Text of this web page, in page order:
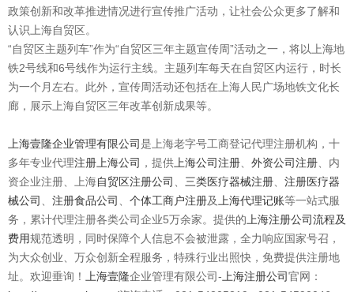
政策创新和改革推进情况进行宣传推广活动，让社会公众更多了解和
认识上海自贸区。
“自贸区主题列车”作为“自贸区三年主题宣传周”活动之一，将以上海地
铁2号线和6号线作为运行主线。主题列车每天在自贸区内运行，时长
为一个月左右。此外，宣传周活动还包括在上海人民广场地铁文化长
廊，展示上海自贸区三年改革创新成果等。
上海壹隆企业管理有限公司是上海老字号工商登记代理注册机构，十
多年专业代理注册上海公司 ，提供 上海公司注册 外资公司注册 、内
资企业注册、上海自贸区注册公司 三类医疗器械注册
注册医疗器
械公司
注册食品公司 个体工商户注册及 上海代理记账等一站式服
务，累计代理注册各类公司企业5万余家。提供的 上海注册公司流程及
费用规范透明，同时保障个人信息不会被泄露，全力响应国家号召，
为大众创业、万众创新全程服务，特殊行业出照快，免费提供注册地
址。欢迎垂询！
上海壹隆企业管理有限公司- 上海注册公司官网：